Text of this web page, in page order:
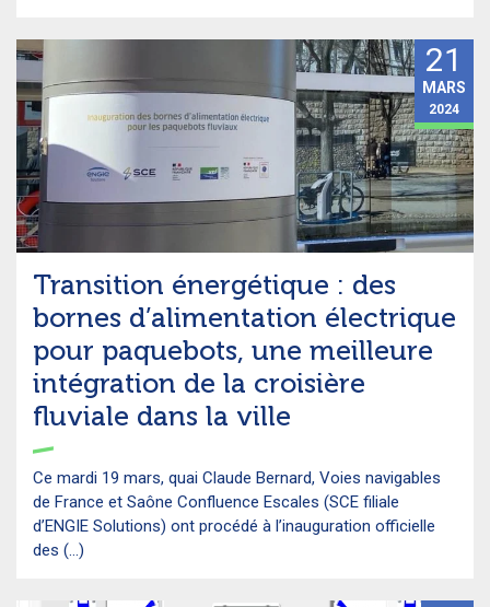
Transition énergétique : des
bornes d’alimentation électrique
pour paquebots, une meilleure
intégration de la croisière
fluviale dans la ville
Ce mardi 19 mars, quai Claude Bernard, Voies navigables
de France et Saône Confluence Escales (SCE filiale
d’ENGIE Solutions) ont procédé à l’inauguration officielle
des (...)
21
MARS
2024